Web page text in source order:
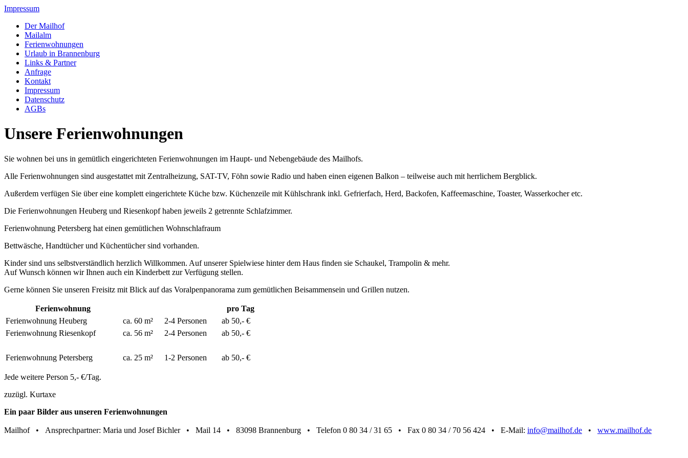
Impressum
Der Mailhof
Mailalm
Ferienwohnungen
Urlaub in Brannenburg
Links & Partner
Anfrage
Kontakt
Impressum
Datenschutz
AGBs
Unsere Ferienwohnungen
Sie wohnen bei uns in gemütlich eingerichteten Ferienwohnungen im Haupt- und Nebengebäude des Mailhofs.
Alle Ferienwohnungen sind ausgestattet mit Zentralheizung, SAT-TV, Föhn sowie Radio und haben einen eigenen Balkon – teilweise auch mit herrlichem Bergblick.
Außerdem verfügen Sie über eine komplett eingerichtete Küche bzw. Küchenzeile mit Kühlschrank inkl. Gefrierfach, Herd, Backofen, Kaffeemaschine, Toaster, Wasserkocher etc.
Die Ferienwohnungen Heuberg und Riesenkopf haben jeweils 2 getrennte Schlafzimmer.
Ferienwohnung Petersberg hat einen gemütlichen Wohnschlafraum
Bettwäsche, Handtücher und Küchentücher sind vorhanden.
Kinder sind uns selbstverständlich herzlich Willkommen. Auf unserer Spielwiese hinter dem Haus finden sie Schaukel, Trampolin & mehr.
Auf Wunsch können wir Ihnen auch ein Kinderbett zur Verfügung stellen.
Gerne können Sie unseren Freisitz mit Blick auf das Voralpenpanorama zum gemütlichen Beisammensein und Grillen nutzen.
Ferienwohnung
pro Tag
Ferienwohnung Heuberg
ca. 60 m² 2-4 Personen
ab 50,- €
Ferienwohnung Riesenkopf
ca. 56 m² 2-4 Personen ab 50,- €
Ferienwohnung Petersberg ca. 25 m² 1-2 Personen ab 50,- €
Jede weitere Person 5,- €/Tag.
zuzügl. Kurtaxe
Ein paar Bilder aus unseren Ferienwohnungen
Mailhof • Ansprechpartner: Maria und Josef Bichler • Mail 14 • 83098 Brannenburg • Telefon 0 80 34 / 31 65 • Fax 0 80 34 / 70 56 424 • E-Mail: info@mailhof.de • www.mailhof.de